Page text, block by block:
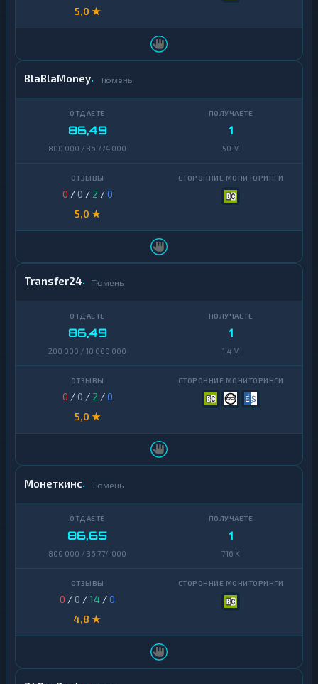
5,0 ★
BlaBlaMoney Тюмень
86,49
800 000 / 36 774 000
1
50 M
0 / 0 / 2 /0
5,0 ★
Transfer24 Тюмень
86,49
200 000 / 10 000 000
1
1,4 M
0 / 0 / 2 /0
5,0 ★
Монеткинс Тюмень
86,65
800 000 / 36 774 000
1
716 K
0 / 0 /14 /0
4,8 ★